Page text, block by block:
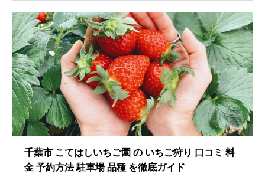
千葉市 こてはしいちご園 の いちご狩り 口コミ 料
金 予約方法 駐車場 品種 を徹底ガイド